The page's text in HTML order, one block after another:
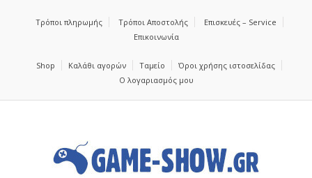
Τρόποι πληρωμής Τρόποι Αποστολής
Επισκευές – Service
Επικοινωνία
Shop Καλάθι αγορών Ταμείο
Όροι χρήσης ιστοσελίδας
Ο λογαριασμός μου